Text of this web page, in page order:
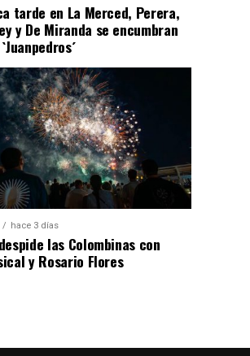
tarde en La Merced, Perera,
y De Miranda se encumbran
hace 3 días
las Colombinas con
y Rosario Flores